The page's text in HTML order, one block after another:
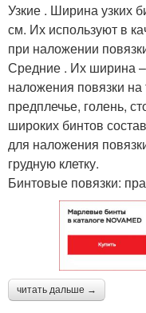
Узкие . Ширина узких
см. Их используют в
при наложении
Средние . Их ширина
наложения повязки на
предплечье, голень,
широких бинтов
для наложения
грудную клетку.
Бинтовые повязки:
читать дальше →